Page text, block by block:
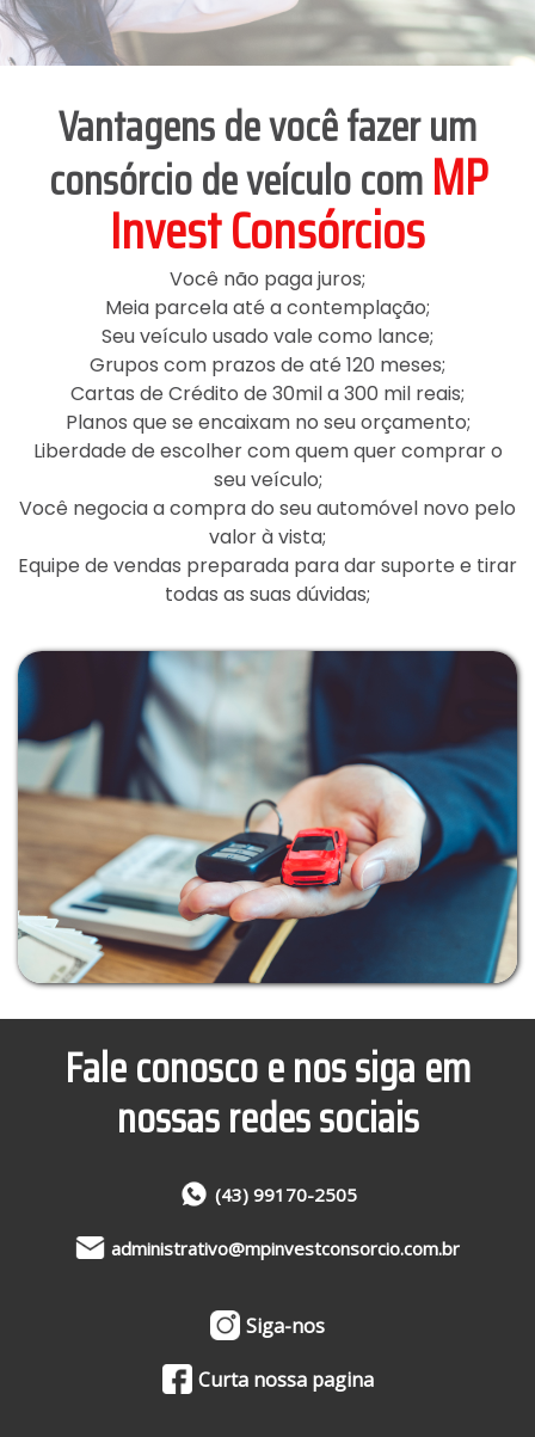
Vantagens de você fazer um
consórcio de veículo comMP
Invest Consórcios
Você não paga juros;
Meia parcela até a contemplação;
Seu veículo usado vale como lance;
Grupos com prazos de até 120 meses;
Cartas de Crédito de 30mil a 300 mil reais;
Planos que se encaixam no seu orçamento;
Liberdade de escolher com quem quer comprar o
seu veículo;
Você negocia a compra do seu automóvel novo pelo
valor à vista;
Equipe de vendas preparada para dar suporte e tirar
todas as suas dúvidas;
Fale conosco e nos siga em
nossas redes sociais
(43) 99170-2505
administrativo@mpinvestconsorcio.com.br
Siga-nos
Curta nossa pagina